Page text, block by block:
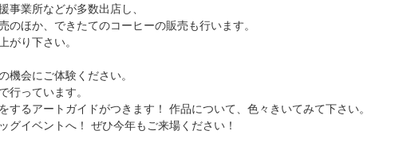
業所などが多数出店し、
ほか、できたてのコーヒーの販売も行います。
がり下さい。
会にご体験ください。
行っています。
るアートガイドがつきます！ 作品について、色々きいてみて下さい。
イベントへ！ ぜひ今年もご来場ください！